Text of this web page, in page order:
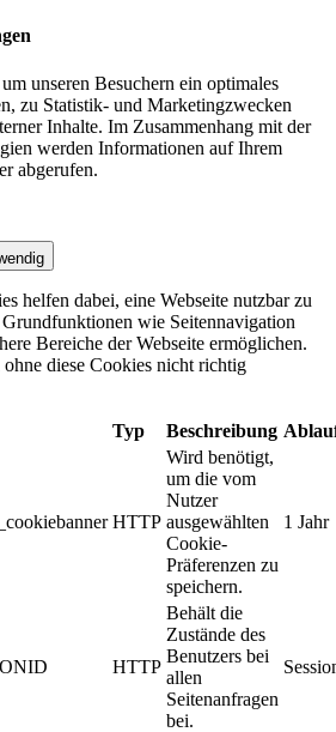
unseren Besuchern ein optimales
zu Statistik- und Marketingzwecken
Inhalte. Im Zusammenhang mit der
werden Informationen auf Ihrem
abgerufen.
helfen dabei, eine Webseite nutzbar zu
wie Seitennavigation
Bereiche der Webseite ermöglichen.
diese Cookies nicht richtig
Typ Beschreibung
HTTP
Wird benötigt,
um die vom
Nutzer
ausgewählten
Cookie-
Präferenzen zu
speichern.
1 Jahr
HTTP
Behält die
Zustände des
Benutzers bei
allen
Seitenanfragen
bei.